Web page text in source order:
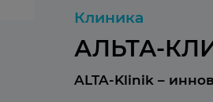
Клиника
АЛЬТА-
ALTA-Klinik –